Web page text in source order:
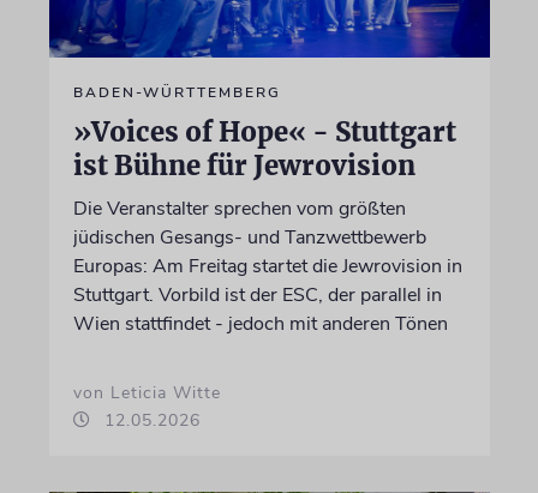
BADEN-WÜRTTEMBERG
»Voices of Hope« - Stuttgart
ist Bühne für Jewrovision
Die Veranstalter sprechen vom größten
jüdischen Gesangs- und Tanzwettbewerb
Europas: Am Freitag startet die Jewrovision in
Stuttgart. Vorbild ist der ESC, der parallel in
Wien stattfindet - jedoch mit anderen Tönen
von Leticia Witte
12.05.2026